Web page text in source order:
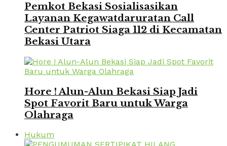
Pemkot Bekasi Sosialisasikan
Layanan Kegawatdaruratan Call
Center Patriot Siaga 112 di Kecamatan
Bekasi Utara
Hore ! Alun-Alun Bekasi Siap Jadi
Spot Favorit Baru untuk Warga
Olahraga
Hukum